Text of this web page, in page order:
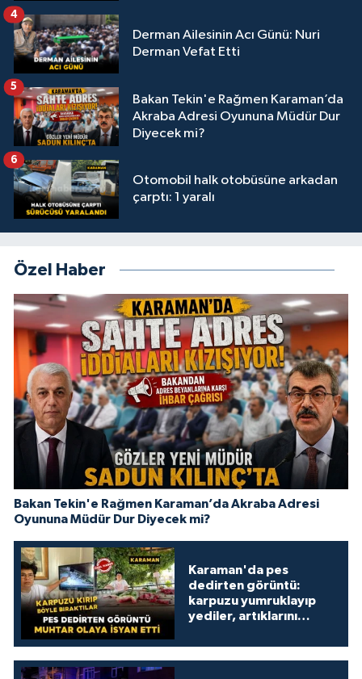
Derman Ailesinin Acı Günü: Nuri
Derman Vefat Etti
4
Bakan Tekin'e Rağmen Karaman’da
Akraba Adresi Oyununa Müdür Dur
Diyecek mi?
5
Otomobil halk otobüsüne arkadan
çarptı: 1 yaralı
6
Özel Haber
Bakan Tekin'e Rağmen Karaman’da Akraba Adresi
Oyununa Müdür Dur Diyecek mi?
Karaman'da pes
dedirten görüntü:
karpuzu yumruklayıp
yediler, artıklarını